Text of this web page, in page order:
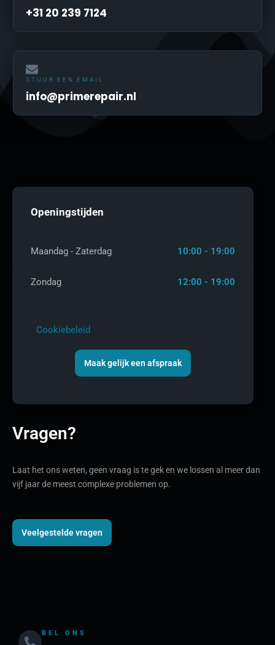
+31 20 239 7124
STUUR EEN EMAIL
info@primerepair.nl
Openingstijden
Maandag - Zaterdag 10:00 - 19:00
Zondag 12:00 - 19:00
Cookiebeleid
Maak gelijk een afspraak
Vragen?
Laat het ons weten, geen vraag is te gek en we lossen al meer dan
vijf jaar de meest complexe problemen op.
Veelgestelde vragen
BEL ONS